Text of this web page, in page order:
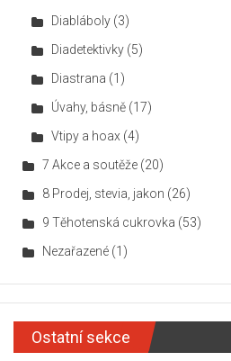
Diabláboly (3)
Diadetektivky (5)
Diastrana (1)
Úvahy, básně (17)
Vtipy a hoax (4)
7 Akce a soutěže (20)
8 Prodej, stevia, jakon (26)
9 Těhotenská cukrovka (53)
Nezařazené (1)
Ostatní sekce